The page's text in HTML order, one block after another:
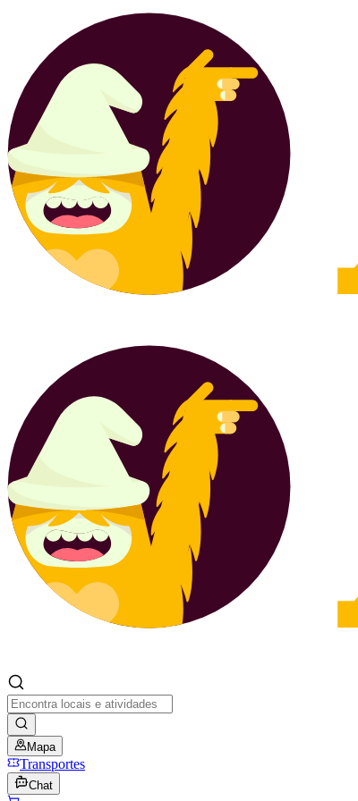
Mapa
Transportes
Chat